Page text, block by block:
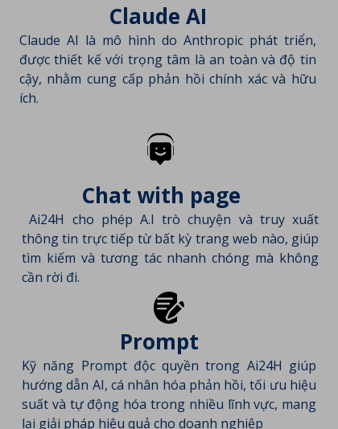
Claude AI
Claude AI là mô hình do Anthropic phát triển,
được thiết kế với trọng tâm là an toàn và độ tin
cậy, nhằm cung cấp phản hồi chính xác và hữu
ích.
Prompt
Kỹ năng Prompt độc quyền trong Ai24H giúp
hướng dẫn AI, cá nhân hóa phản hồi, tối ưu hiệu
suất và tự động hóa trong nhiều lĩnh vực, mang
lại giải pháp hiệu quả cho doanh nghiệp
Chat with page
Ai24H cho phép A.I trò chuyện và truy xuất
thông tin trực tiếp từ bất kỳ trang web nào, giúp
tìm kiếm và tương tác nhanh chóng mà không
cần rời đi.